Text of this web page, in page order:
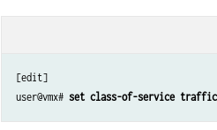
[edit]
user@vmx# set class-of-service